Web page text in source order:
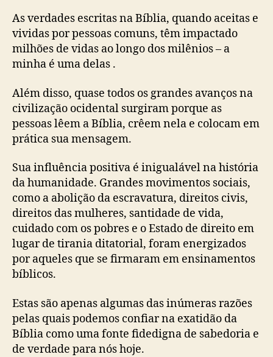
As verdades escritas na Bíblia, quando aceitas e
vividas por pessoas comuns, têm impactado
milhões de vidas ao longo dos milênios – a
minha é uma delas .
Além disso, quase todos os grandes avanços na
civilização ocidental surgiram porque as
pessoas lêem a Bíblia, crêem nela e colocam em
prática sua mensagem.
Sua influência positiva é inigualável na história
da humanidade. Grandes movimentos sociais,
como a abolição da escravatura, direitos civis,
direitos das mulheres, santidade de vida,
cuidado com os pobres e o Estado de direito em
lugar de tirania ditatorial, foram energizados
por aqueles que se firmaram em ensinamentos
bíblicos.
Estas são apenas algumas das inúmeras razões
pelas quais podemos confiar na exatidão da
Bíblia como uma fonte fidedigna de sabedoria e
de verdade para nós hoje.